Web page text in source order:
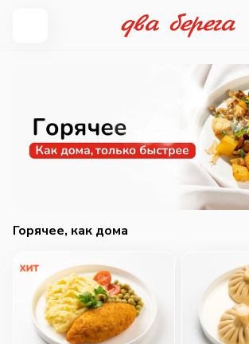
Горячее, как дома